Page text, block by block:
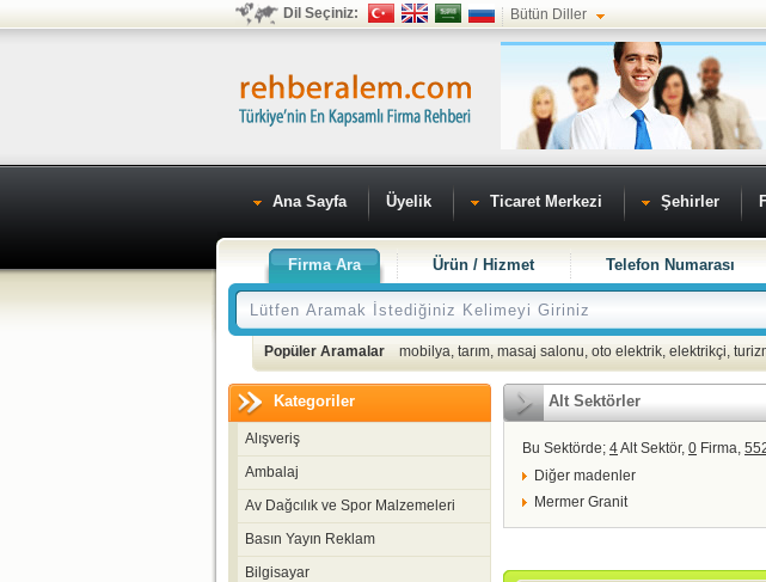
Dil Seçiniz: Bütün Diller
Ana Sayfa Üyelik Ticaret Merkezi Şehirler
Firma Ara Ürün / Hizmet Telefon Numarası
Popüler Aramalar mobilya, tarım, masaj salonu, oto elektrik, elektrikçi,
Kategoriler
Alışveriş
Ambalaj
Av Dağcılık ve Spor Malzemeleri
Basın Yayın Reklam
Bilgisayar
Alt Sektörler
Bu Sektörde; 4Alt Sektör, 0 Firma,
Diğer madenler
Mermer Granit